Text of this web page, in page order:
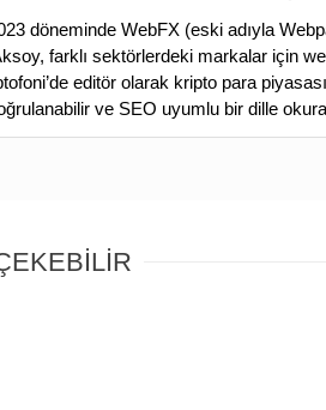
döneminde WebFX (eski adıyla
farklı sektörlerdeki markalar için
editör olarak kripto para
ve SEO uyumlu bir dille